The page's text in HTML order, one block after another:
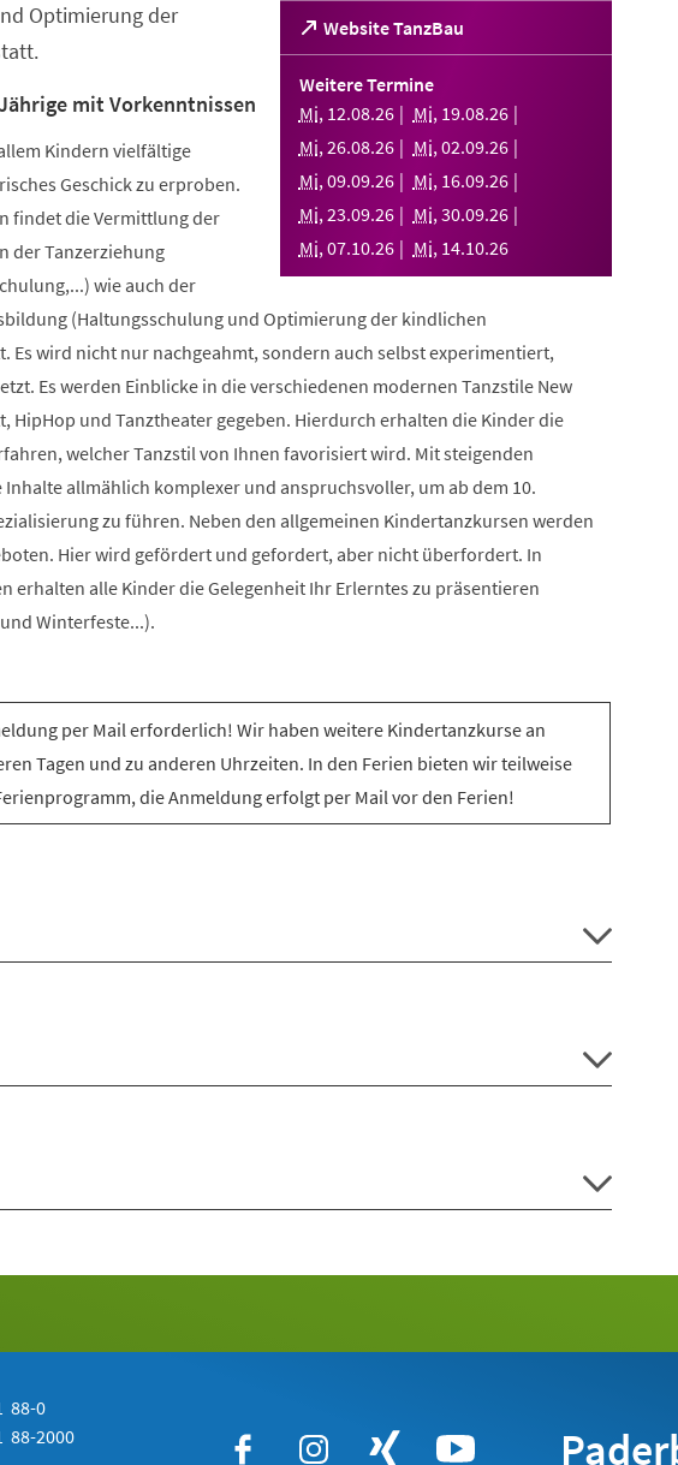
Website TanzBau
(Öffnet
in
einem
neuen
Tab)
Weitere Termine
Mi, 12.08.26 Mi, 19.08.26
Mi,26.08.26 Mi,02.09.26
Mi,09.09.26 Mi, 16.09.26
Mi,23.09.26 Mi,30.09.26
Mi,07.10.26 Mi, 14.10.26
Optimierung der
mit Vorkenntnissen
Kindern vielfältige
Geschick zu erproben.
findet die Vermittlung der
der Tanzerziehung
wie auch der
(Haltungsschulung und Optimierung der kindlichen
Es wird nicht nur nachgeahmt, sondern auch selbst experimentiert,
Es werden Einblicke in die verschiedenen modernen Tanzstile New
HipHop und Tanztheater gegeben. Hierdurch erhalten die Kinder die
welcher Tanzstil von Ihnen favorisiert wird. Mit steigenden
allmählich komplexer und anspruchsvoller, um ab dem 10.
zu führen. Neben den allgemeinen Kindertanzkursen werden
Hier wird gefördert und gefordert, aber nicht überfordert. In
erhalten alle Kinder die Gelegenheit Ihr Erlerntes zu präsentieren
Winterfeste...).
per Mail erforderlich! Wir haben weitere Kindertanzkurse an
Tagen und zu anderen Uhrzeiten. In den Ferien bieten wir teilweise
die Anmeldung erfolgt per Mail vor den Ferien!
88-0
88-2000